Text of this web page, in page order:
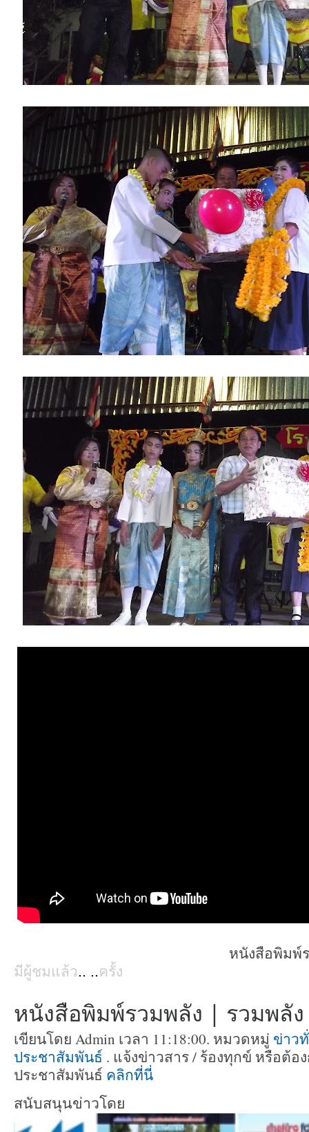
หนังสือพิมพ์
มีผู้ชมแล้ว.. ..ครั้ง
หนังสือพิมพ์รวมพลัง | รวมพลั
เขียนโดย Admin เวลา 11:18:00. หมวดหมู่ ข่าว
ประชาสัมพันธ์ . แจ้งข่าวสาร / ร้องทุกข์ หรือต้
ประชาสัมพันธ์ คลิกที่นี่
สนับสนุนข่าวโดย